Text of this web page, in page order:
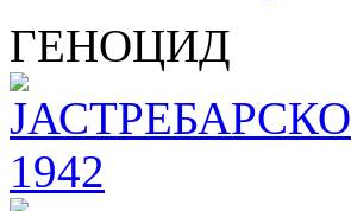
ГЕНОЦИД